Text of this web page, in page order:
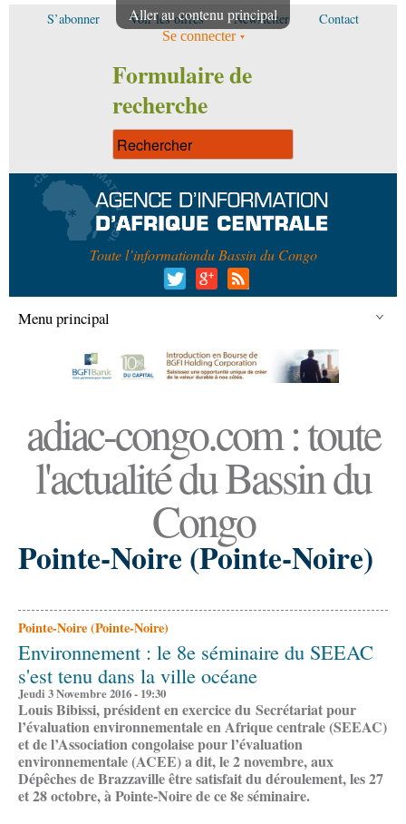
Aller au contenu principal
S’abonner Voir les offres Newsletter Contact
Se connecter
Formulaire de
recherche
Toute l’informationdu Bassin du Congo
Menu principal
adiac-congo.com : toute
l'actualité du Bassin du
Congo
Pointe-Noire (Pointe-Noire)
Pointe-Noire (Pointe-Noire)
Environnement : le 8e séminaire du SEEAC
s'est tenu dans la ville océane
Jeudi 3 Novembre 2016 - 19:30
Louis Bibissi, président en exercice du Secrétariat pour
l’évaluation environnementale en Afrique centrale (SEEAC)
et de l’Association congolaise pour l’évaluation
environnementale (ACEE) a dit, le 2 novembre, aux
Dépêches de Brazzaville être satisfait du déroulement, les 27
et 28 octobre, à Pointe-Noire de ce 8e séminaire.